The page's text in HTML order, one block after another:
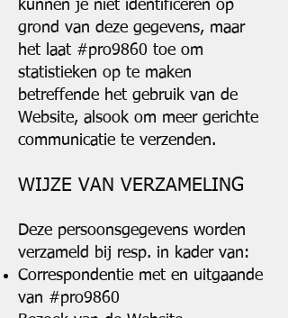
kunnen je niet identificeren op
grond van deze gegevens, maar
het laat #pro9860 toe om
statistieken op te maken
betreffende het gebruik van de
Website, alsook om meer gerichte
communicatie te verzenden.
WIJZE VAN VERZAMELING
Deze persoonsgegevens worden
verzameld bij resp. in kader van:
Correspondentie met en uitgaande
van #pro9860